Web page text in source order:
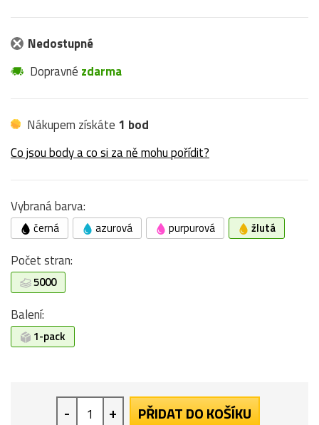
Nedostupné
Dopravné zdarma
Nákupem získáte 1 bod
Co jsou body a co si za ně mohu pořídit?
Vybraná barva:
černá azurová purpurová žlutá
Počet stran:
5000
Balení:
1-pack
- + PŘIDAT DO KOŠÍKU